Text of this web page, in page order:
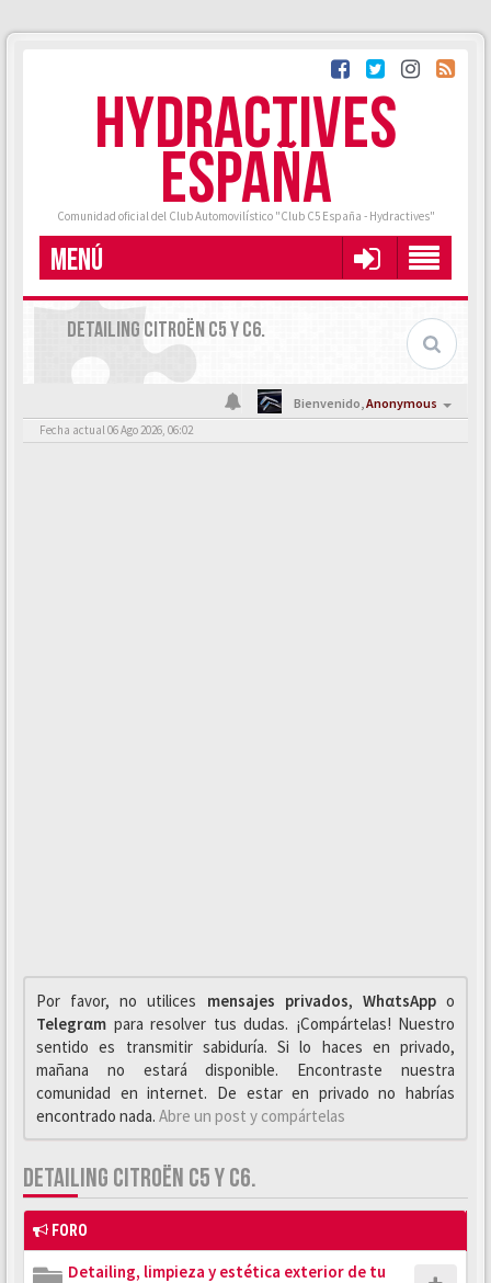
HYDRACTIVES
ESPAÑA
Comunidad oficial del Club Automovilístico "Club C5 España - Hydractives"
MENÚ
DETAILING CITROËN C5 Y C6.
Bienvenido,Anonymous
Fecha actual 06 Ago 2026, 06:02
Por favor, no utilices mensajes privados, WhαtsAppo
Telegrαm para resolver tus dudas. ¡Compártelas! Nuestro
sentido es transmitir sabiduría. Si lo haces en privado,
mañana no estará disponible. Encontraste nuestra
comunidad en internet. De estar en privado no habrías
encontrado nada. Abre un post y compártelas
DETAILING CITROËN C5 Y C6.
FORO
Detailing, limpieza y estética exterior de tu